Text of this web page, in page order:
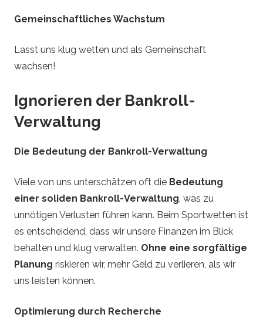
Gemeinschaftliches Wachstum
Lasst uns klug wetten und als Gemeinschaft
wachsen!
Ignorieren der Bankroll-
Verwaltung
Die Bedeutung der Bankroll-Verwaltung
Viele von uns unterschätzen oft die Bedeutung
einer soliden Bankroll-Verwaltung, was zu
unnötigen Verlusten führen kann. Beim Sportwetten ist
es entscheidend, dass wir unsere Finanzen im Blick
behalten und klug verwalten. Ohne eine sorgfältige
Planung riskieren wir, mehr Geld zu verlieren, als wir
uns leisten können.
Optimierung durch Recherche